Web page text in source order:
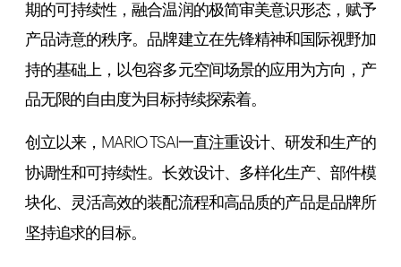
期的可持续性，融合温润的极简审美意识形态，赋予
产品诗意的秩序。品牌建立在先锋精神和国际视野加
持的基础上，以包容多元空间场景的应用为方向，产
品无限的自由度为目标持续探索着。
创立以来，MARIO TSAI一直注重设计、研发和生产的
协调性和可持续性。长效设计、多样化生产、部件模
块化、灵活高效的装配流程和高品质的产品是品牌所
坚持追求的目标。